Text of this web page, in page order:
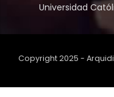
Universidad
Copyright 2025 -